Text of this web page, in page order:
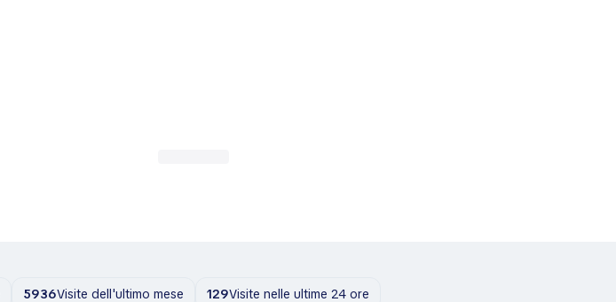
5936Visite dell'ultimo mese 129Visite nelle ultime 24 ore